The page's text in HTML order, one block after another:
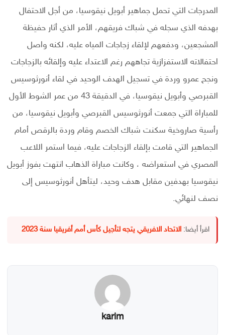
المدرجات التي تحمل جماهير أبويل نيقوسيا، من أجل الاحتفال
بهدفه الذي سجله في شباك فريقهم، الأمر الذي أثار حفيظة
المشجعين، ودفعهم لإلقاء زجاجات المياه عليه، لكنه واصل
احتفالاته الاستفزازية تجاههم رغم الاعتداء عليه وإلقائه بالزجاجات
ونجح عمرو وردة في تسجيل الهدف الوحيد في لقاء أنورثوسيس
القبرصي وأبويل نيقوسيا، في الدقيقة 43 من عمر الشوط الأول
للمباراة التي جمعت أنورثوسيس القبرصي وأبويل نيقوسيا، من
رأسية صاروخية سكنت شباك الخصم وقام وردة بالرقص أمام
الجماهير التي قامت بإلقاء الزجاجات عليه، فيما استمر اللاعب
المصري في استعراضه ، وكانت مباراة الذهاب انتهت بفوز أبويل
نيقوسيا بهدفين مقابل هدف وحيد، ليتأهل أنورثوسيس إلى
نصف لنهائي.
اقرأ أيضا: الاتحاد الافريقي يتجه لتأجيل كأس أمم أفريقيا سنة 2023
karim